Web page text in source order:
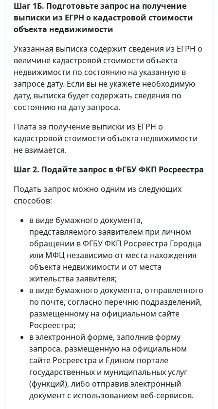
Шаг 1Б. Подготовьте запрос на получение
выписки из ЕГРН о кадастровой стоимости
объекта недвижимости
Указанная выписка содержит сведения из ЕГРН о
величине кадастровой стоимости объекта
недвижимости по состоянию на указанную в
запросе дату. Если вы не укажете необходимую
дату, выписка будет содержать сведения по
состоянию на дату запроса.
Плата за получение выписки из ЕГРН о
кадастровой стоимости объекта недвижимости
не взимается.
Шаг 2. Подайте запрос в ФГБУ ФКП Росреестра
Подать запрос можно одним из следующих
способов:
в виде бумажного документа,
представляемого заявителем при личном
обращении в ФГБУ ФКП Росреестра Городца
или МФЦ независимо от места нахождения
объекта недвижимости и от места
жительства заявителя;
в виде бумажного документа, отправленного
по почте, согласно перечню подразделений,
размещенному на официальном сайте
Росреестра;
в электронной форме, заполнив форму
запроса, размещенную на официальном
сайте Росреестра и Едином портале
государственных и муниципальных услуг
(функций), либо отправив электронный
документ с использованием веб-сервисов.